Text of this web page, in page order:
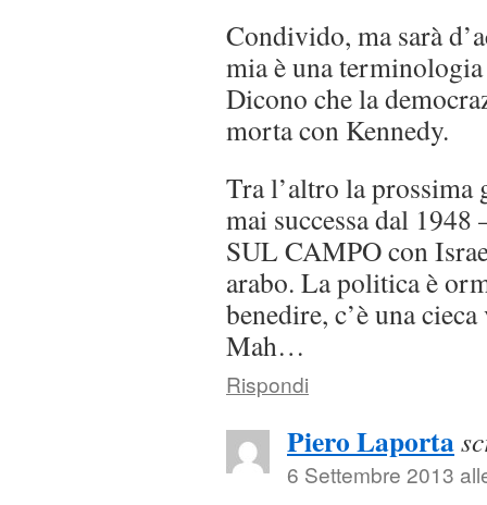
Condivido, ma sarà
mia è una
Dicono che la
morta con Kennedy.
Tra l’altro la prossima
mai successa dal
SUL CAMPO con
arabo. La politica è
benedire, c’è una
Mah…
Rispondi
Piero Laporta
6 Settembre 2013